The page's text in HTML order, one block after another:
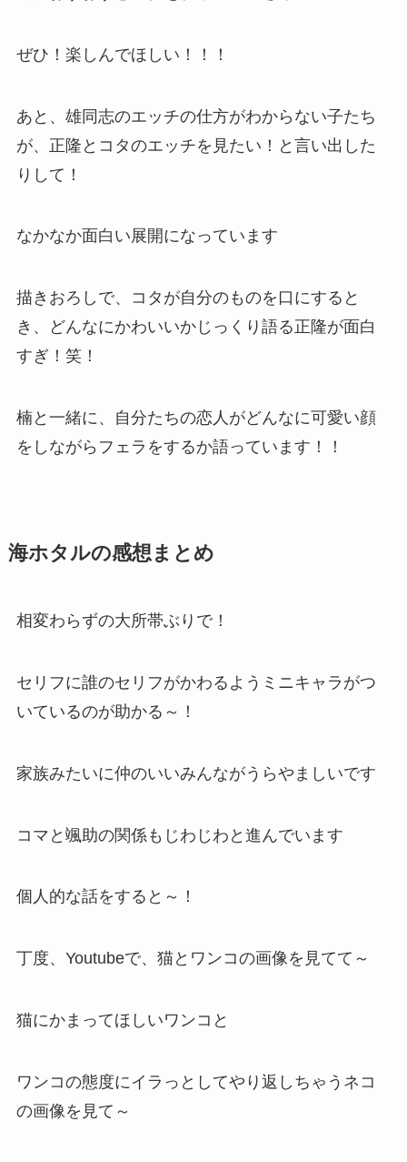
ぜひ！楽しんでほしい！！！
あと、雄同志のエッチの仕方がわからない子たち
が、正隆とコタのエッチを見たい！と言い出した
りして！
なかなか面白い展開になっています
描きおろしで、コタが自分のものを口にすると
き、どんなにかわいいかじっくり語る正隆が面白
すぎ！笑！
楠と一緒に、自分たちの恋人がどんなに可愛い顔
をしながらフェラをするか語っています！！
海ホタルの感想まとめ
相変わらずの大所帯ぶりで！
セリフに誰のセリフがかわるようミニキャラがつ
いているのが助かる～！
家族みたいに仲のいいみんながうらやましいです
コマと颯助の関係もじわじわと進んでいます
個人的な話をすると～！
丁度、Youtubeで、猫とワンコの画像を見てて～
猫にかまってほしいワンコと
ワンコの態度にイラっとしてやり返しちゃうネコ
の画像を見て～